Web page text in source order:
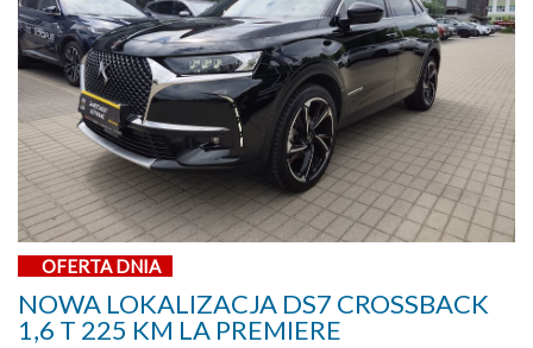
OFERTA DNIA
NOWA LOKALIZACJA DS7 CROSSBACK
1,6 T 225 KM LA PREMIERE